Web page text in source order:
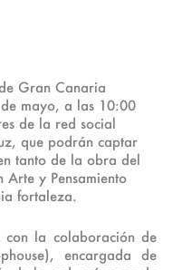
Gran Canaria
mayo, a las 10:00
de la red social
que podrán captar
tanto de la obra del
Arte y Pensamiento
fortaleza.
con la colaboración de
encargada de